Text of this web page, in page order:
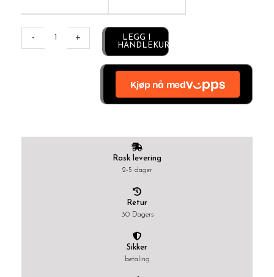
- +
LEGG I
HANDLEKURV
Rask levering
2-5 dager
Retur
30 Dagers
Sikker
betaling